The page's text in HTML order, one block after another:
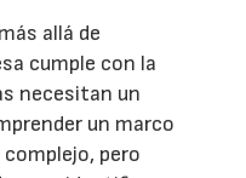
allá de
cumple con la
necesitan un
un marco
pero